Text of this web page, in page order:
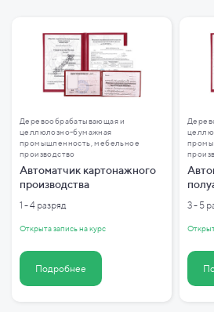
Деревообрабатывающая и
целлюлозно-бумажная
промышленность, мебельное
производство
Автоматчик картонажного
производства
1 - 4 разряд
Открыта запись на курс
Подробнее
3 - 5